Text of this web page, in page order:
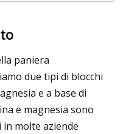
paniera
due tipi di blocchi
e a base di
e magnesia sono
molte aziende